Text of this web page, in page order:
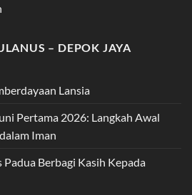
– DEPOK JAYA
Lansia
Pertama 2026: Langkah Awal
Iman
Berbagi Kasih Kepada